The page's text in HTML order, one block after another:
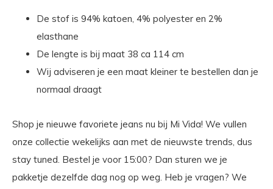
De stof is 94% katoen, 4% polyester en 2%
elasthane
De lengte is bij maat 38 ca 114 cm
Wij adviseren je een maat kleiner te bestellen dan je
normaal draagt
Shop je nieuwe favoriete jeans nu bij Mi Vida! We vullen
onze collectie wekelijks aan met de nieuwste trends, dus
stay tuned. Bestel je voor 15:00? Dan sturen we je
pakketje dezelfde dag nog op weg. Heb je vragen? We